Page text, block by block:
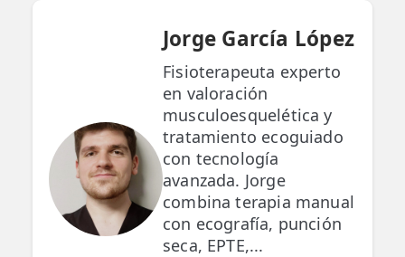
Jorge García López
Fisioterapeuta experto
en valoración
musculoesquelética y
tratamiento ecoguiado
con tecnología
avanzada. Jorge
combina terapia manual
con ecografía, punción
seca, EPTE,...